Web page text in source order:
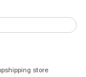
store